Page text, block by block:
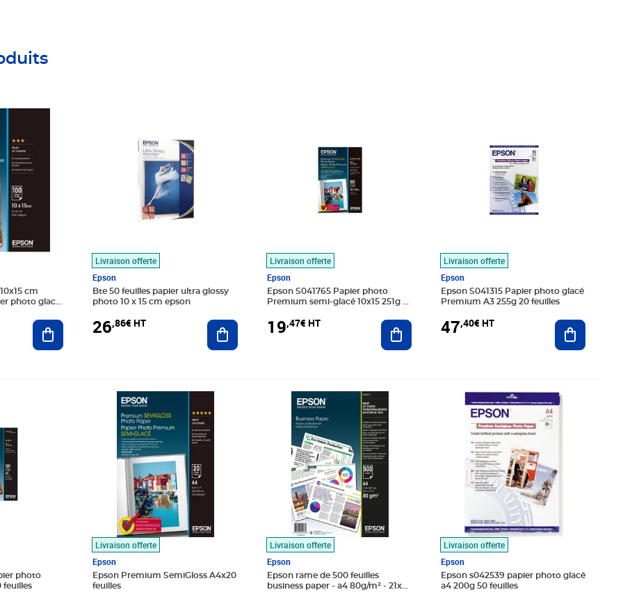
cm
photo glacé
Ajouter au panier
Livraison offerte
Epson
Bte 50 feuilles papier ultra glossy
photo 10 x 15 cm epson
26,86€ HT Ajouter au panier
Livraison offerte
Epson
Epson S041765 Papier photo
Premium semi-glacé 10x15 251g 50
19,47€ HT Ajouter au panier
Livraison offerte
Epson
Epson S041315 Papier photo glacé
Premium A3 255g 20 feuilles
47,40€ HT Ajouter
photo
200g 50 feuilles
Livraison offerte
Epson
Epson Premium SemiGloss A4x20
feuilles
Prix barré 26,66€ HT
Prix 21,67€ HT
Livraison offerte
Epson
Epson rame de 500 feuilles
business paper - a4 80g/m² - 21x
Prix 16,98€ HT
Livraison offerte
Epson
Epson s042539 papier photo glacé
a4 200g 50 feuilles
Prix barré 34,99€ HT
Prix 32,49€ HT